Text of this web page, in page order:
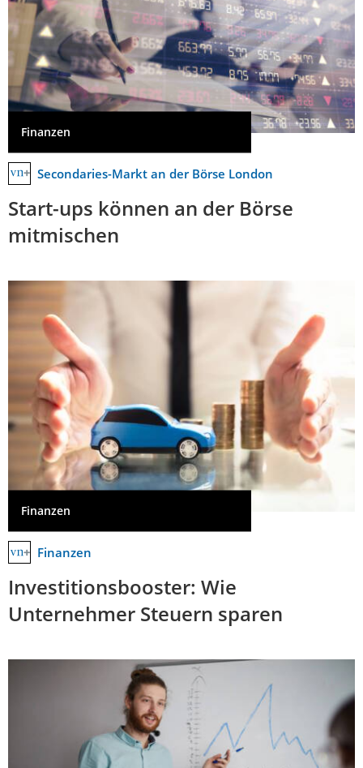
Finanzen
Secondaries-Markt an der Börse London
Start-ups können an der Börse
mitmischen
Finanzen
Finanzen
Investitionsbooster: Wie
Unternehmer Steuern sparen